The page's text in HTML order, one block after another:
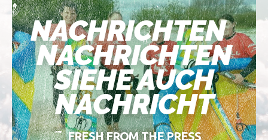
NACHRICHTEN
NACHRICHTEN
SIEHE AUCH
NACHRICHT
FRESH FROM THE PRESS